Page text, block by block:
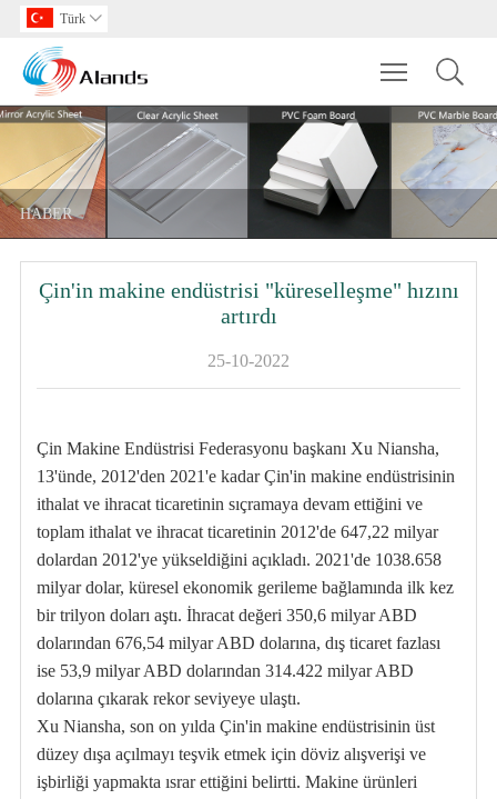
Türk 
Toggle
HABER
Çin'in makine endüstrisi "küreselleşme" hızını
artırdı
25-10-2022
Çin Makine Endüstrisi Federasyonu başkanı Xu Niansha,
13'ünde, 2012'den 2021'e kadar Çin'in makine endüstrisinin
ithalat ve ihracat ticaretinin sıçramaya devam ettiğini ve
toplam ithalat ve ihracat ticaretinin 2012'de 647,22 milyar
dolardan 2012'ye yükseldiğini açıkladı. 2021'de 1038.658
milyar dolar, küresel ekonomik gerileme bağlamında ilk kez
bir trilyon doları aştı. İhracat değeri 350,6 milyar ABD
dolarından 676,54 milyar ABD dolarına, dış ticaret fazlası
ise 53,9 milyar ABD dolarından 314.422 milyar ABD
dolarına çıkarak rekor seviyeye ulaştı.
Xu Niansha, son on yılda Çin'in makine endüstrisinin üst
düzey dışa açılmayı teşvik etmek için döviz alışverişi ve
işbirliği yapmakta ısrar ettiğini belirtti. Makine ürünleri